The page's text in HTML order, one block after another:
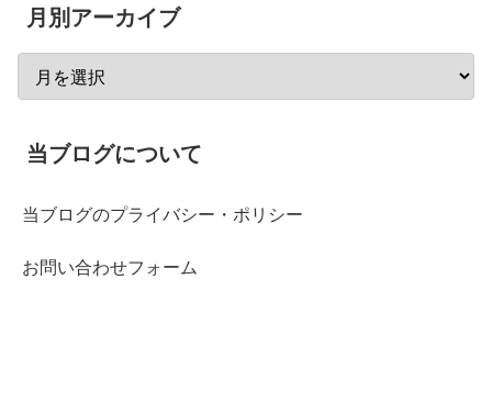
月別アーカイブ
当ブログについて
当ブログのプライバシー・ポリシー
お問い合わせフォーム